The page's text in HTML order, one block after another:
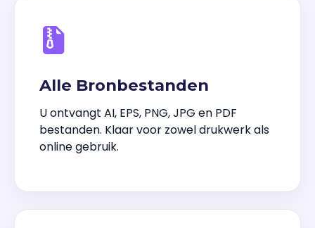
Alle Bronbestanden
U ontvangt AI, EPS, PNG, JPG en PDF
bestanden. Klaar voor zowel drukwerk als
online gebruik.